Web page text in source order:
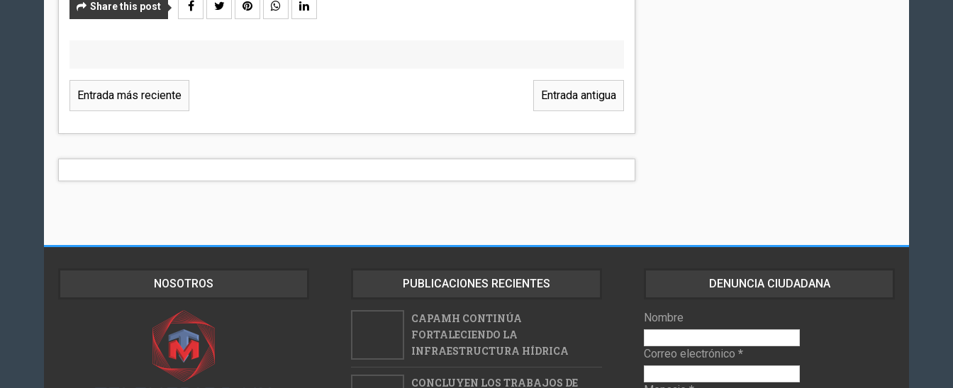
Share this post
Entrada más reciente Entrada antigua
NOSOTROS PUBLICACIONES RECIENTES
CAPAMH CONTINÚA
FORTALECIENDO LA
INFRAESTRUCTURA HÍDRICA
CONCLUYEN LOS TRABAJOS DE
DENUNCIA CIUDADANA
Nombre
Correo electrónico *